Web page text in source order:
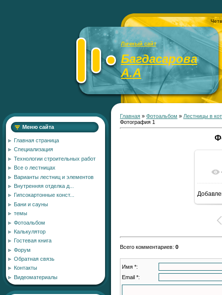
Личный сайт
Багдасарова
А.А
Меню сайта
Главная страница
Специализация
Технологии строительных работ
Все о лестницах
Варианты лестниц и элементов
Внутренняя отделка д...
Гипсокартонные конст...
Бани и сауны
темы
Фотоальбом
Калькулятор
Гостевая книга
Форум
Обратная связь
Контакты
Видеоматериалы
Главная » Фотоальбом » Лестницы в
Фотография 1
Всего комментариев: 0
Имя *:
Email *: